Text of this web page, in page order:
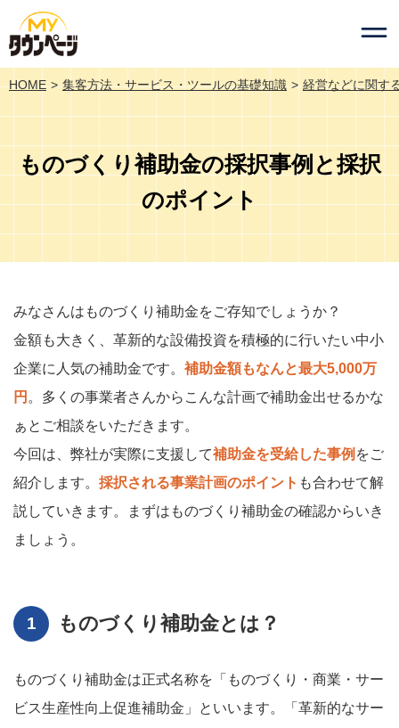
HOME 集客方法・サービス・ツールの基礎知識 経営などに関す
ものづくり補助金の採択事例と採択
のポイント
みなさんはものづくり補助金をご存知でしょうか？
金額も大きく、革新的な設備投資を積極的に行いたい中小
企業に人気の補助金です。 補助金額もなんと最大5,000万
円 。多くの事業者さんからこんな計画で補助金出せるかな
ぁとご相談をいただきます。
今回は、弊社が実際に支援して補助金を受給した事例 をご
紹介します。 採択される事業計画のポイント も合わせて解
説していきます。まずはものづくり補助金の確認からいき
ましょう。
ものづくり補助金とは？
ものづくり補助金は正式名称を「ものづくり・商業・サー
ビス生産性向上促進補助金」といいます。「革新的なサー